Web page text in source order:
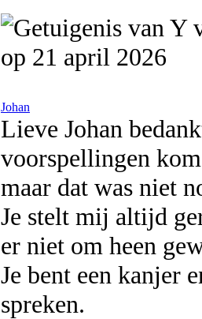
op 21 april 2026
Johan
Lieve Johan
voorspellingen
maar dat was niet
Je stelt mij altijd
er niet om heen
Je bent een kanjer
spreken.